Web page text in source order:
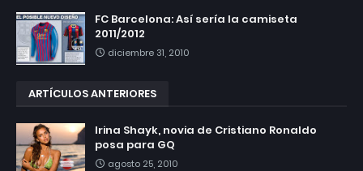
FC Barcelona: Así sería la camiseta
2011/2012
diciembre 31, 2010
ARTÍCULOS ANTERIORES
Irina Shayk, novia de Cristiano Ronaldo
posa para GQ
agosto 25, 2010